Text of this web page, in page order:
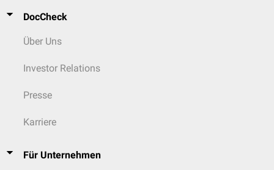
DocCheck
Über Uns
Investor Relations
Presse
Karriere
Für Unternehmen